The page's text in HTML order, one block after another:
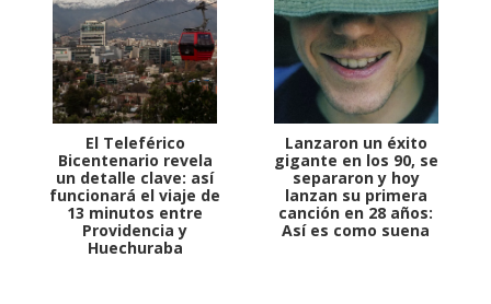
El Teleférico
Bicentenario revela
un detalle clave: así
funcionará el viaje de
13 minutos entre
Providencia y
Huechuraba
Lanzaron un éxito
gigante en los 90, se
separaron y hoy
lanzan su primera
canción en 28 años:
Así es como suena